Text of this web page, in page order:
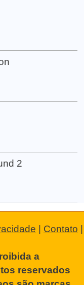
2
| Contato |
a
reservados